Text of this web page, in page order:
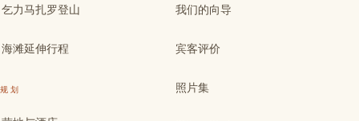
乞力马扎罗登山
海滩延伸行程
规划
我们的向导
宾客评价
照片集